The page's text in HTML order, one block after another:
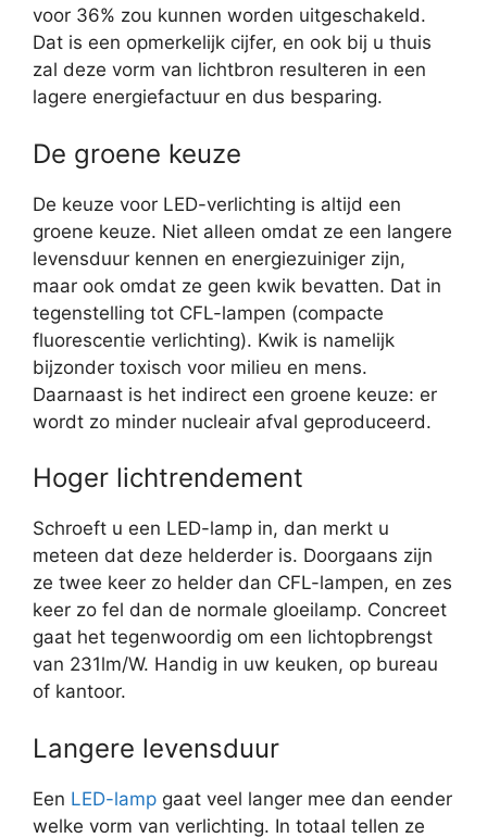
voor 36% zou kunnen worden uitgeschakeld.
Dat is een opmerkelijk cijfer, en ook bij u thuis
zal deze vorm van lichtbron resulteren in een
lagere energiefactuur en dus besparing.
De groene keuze
De keuze voor LED-verlichting is altijd een
groene keuze. Niet alleen omdat ze een langere
levensduur kennen en energiezuiniger zijn,
maar ook omdat ze geen kwik bevatten. Dat in
tegenstelling tot CFL-lampen (compacte
fluorescentie verlichting). Kwik is namelijk
bijzonder toxisch voor milieu en mens.
Daarnaast is het indirect een groene keuze: er
wordt zo minder nucleair afval geproduceerd.
Hoger lichtrendement
Schroeft u een LED-lamp in, dan merkt u
meteen dat deze helderder is. Doorgaans zijn
ze twee keer zo helder dan CFL-lampen, en zes
keer zo fel dan de normale gloeilamp. Concreet
gaat het tegenwoordig om een lichtopbrengst
van 231lm/W. Handig in uw keuken, op bureau
of kantoor.
Langere levensduur
Een LED-lamp gaat veel langer mee dan eender
welke vorm van verlichting. In totaal tellen ze